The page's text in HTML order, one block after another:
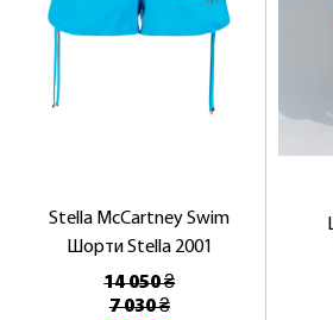
Stella McCartney Swim
Шорти Stella 2001
14 050 ₴
7 030 ₴